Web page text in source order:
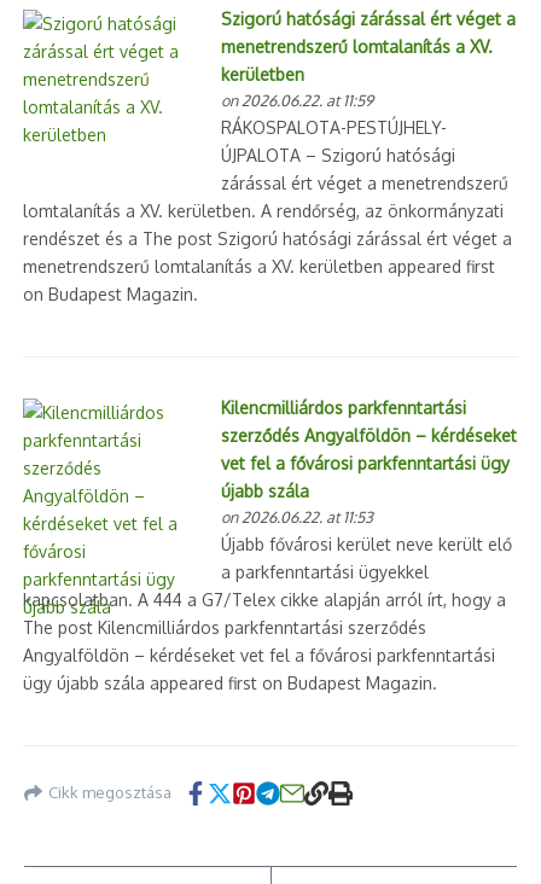
Szigorú hatósági zárással ért véget a
menetrendszerű lomtalanítás a XV.
kerületben
on 2026.06.22. at 11:59
RÁKOSPALOTA-PESTÚJHELY-
ÚJPALOTA – Szigorú hatósági
zárással ért véget a menetrendszerű
lomtalanítás a XV. kerületben. A rendőrség, az önkormányzati
rendészet és a The post Szigorú hatósági zárással ért véget a
menetrendszerű lomtalanítás a XV. kerületben appeared first
on Budapest Magazin.
Kilencmilliárdos parkfenntartási
szerződés Angyalföldön – kérdéseket
vet fel a fővárosi parkfenntartási ügy
újabb szála
on 2026.06.22. at 11:53
Újabb fővárosi kerület neve került elő
a parkfenntartási ügyekkel
kapcsolatban. A 444 a G7/Telex cikke alapján arról írt, hogy a
The post Kilencmilliárdos parkfenntartási szerződés
Angyalföldön – kérdéseket vet fel a fővárosi parkfenntartási
ügy újabb szála appeared first on Budapest Magazin.
Cikk megosztása